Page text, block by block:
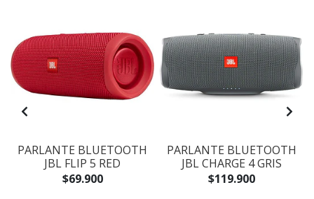
PARLANTE BLUETOOTH
JBL FLIP 5 RED
$69.900
PARLANTE BLUETOOTH
JBL CHARGE 4 GRIS
$119.900